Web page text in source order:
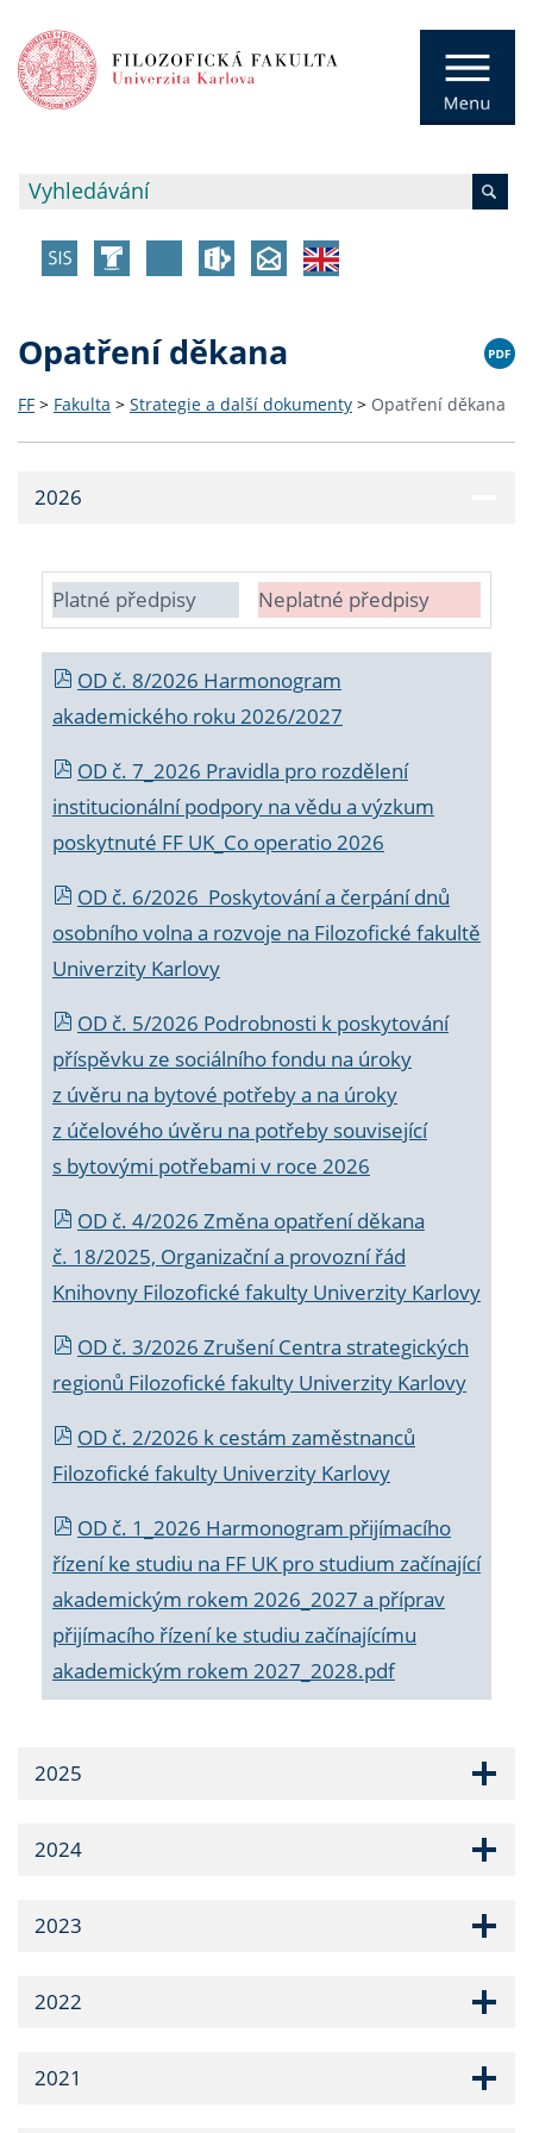
Opatření děkana
FF > Fakulta > Strategie a další dokumenty > Opatření děkana
2026
Platné předpisy Neplatné předpisy
OD č. 8/2026 Harmonogram
akademického roku 2026/2027
OD č. 7_2026 Pravidla pro rozdělení
institucionální podpory na vědu a výzkum
poskytnuté FF UK_Co operatio 2026
OD č. 6/2026 Poskytování a čerpání dnů
osobního volna a rozvoje na Filozofické fakultě
Univerzity Karlovy
OD č. 5/2026 Podrobnosti k poskytování
příspěvku ze sociálního fondu na úroky
z úvěru na bytové potřeby a na úroky
z účelového úvěru na potřeby související
s bytovými potřebami v roce 2026
OD č. 4/2026 Změna opatření děkana
č. 18/2025, Organizační a provozní řád
Knihovny Filozofické fakulty Univerzity Karlovy
OD č. 3/2026 Zrušení Centra strategických
regionů Filozofické fakulty Univerzity Karlovy
OD č. 2/2026 k cestám zaměstnanců
Filozofické fakulty Univerzity Karlovy
OD č. 1_2026 Harmonogram přijímacího
řízení ke studiu na FF UK pro studium začínající
akademickým rokem 2026_2027 a příprav
přijímacího řízení ke studiu začínajícímu
akademickým rokem 2027_2028.pdf
2025
2024
2023
2022
2021